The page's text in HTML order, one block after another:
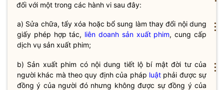
đối với một trong các hành vi sau đây:
a) Sửa chữa, tẩy xóa hoặc bổ sung làm thay đổi nội dung
giấy phép hợp tác, liên doanh sản xuất phim, cung cấp
dịch vụ sản xuất phim;
b) Sản xuất phim có nội dung tiết lộ bí mật đời tư của
người khác mà theo quy định của pháp luậtphải được sự
đồng ý của người đó nhưng không được sự đồng ý của
⋮
⋮